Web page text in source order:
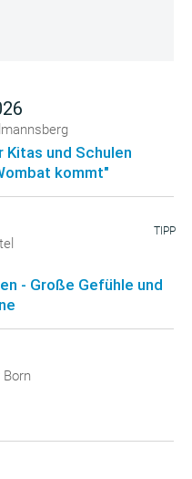
und Schulen
kommt"
TIPP
- Große Gefühle und